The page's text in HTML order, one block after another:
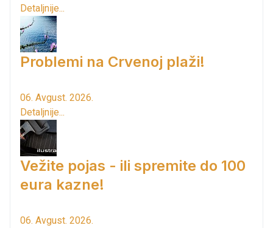
Detaljnije...
Problemi na Crvenoj plaži!
06. Avgust. 2026.
Detaljnije...
Vežite pojas - ili spremite do 100
eura kazne!
06. Avgust. 2026.